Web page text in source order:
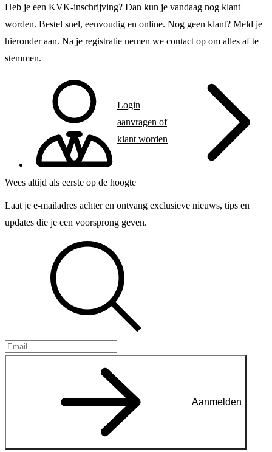
Heb je een KVK-inschrijving? Dan kun je vandaag nog klant
worden. Bestel snel, eenvoudig en online. Nog geen klant? Meld je
hieronder aan. Na je registratie nemen we contact op om alles af te
stemmen.
Login
aanvragen of
klant worden
Wees altijd als eerste op de hoogte
Laat je e-mailadres achter en ontvang exclusieve nieuws, tips en
updates die je een voorsprong geven.
Aanmelden